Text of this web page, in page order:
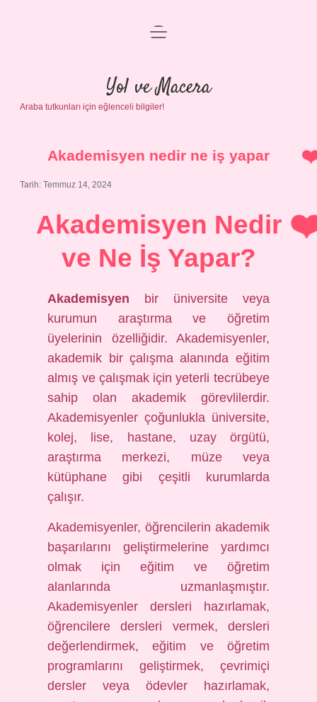
Anasayfa
Gizlilik Politikası
Yasal Uyarı
menüyü
Yol ve Macera
Araba tutkunları için eğlenceli bilgiler!
Akademisyen nedir ne iş yapar
Tarih: Temmuz 14, 2024
Akademisyen Nedir
ve Ne İş Yapar?
Akademisyen bir üniversite veya
kurumun araştırma ve öğretim
üyelerinin özelliğidir. Akademisyenler,
akademik bir çalışma alanında eğitim
almış ve çalışmak için yeterli tecrübeye
sahip olan akademik görevlilerdir.
Akademisyenler çoğunlukla üniversite,
kolej, lise, hastane, uzay örgütü,
araştırma merkezi, müze veya
kütüphane gibi çeşitli kurumlarda
çalışır.
Akademisyenler, öğrencilerin akademik
başarılarını geliştirmelerine yardımcı
olmak için eğitim ve öğretim
alanlarında uzmanlaşmıştır.
Akademisyenler dersleri hazırlamak,
öğrencilere dersleri vermek, dersleri
değerlendirmek, eğitim ve öğretim
programlarını geliştirmek, çevrimiçi
dersler veya ödevler hazırlamak,